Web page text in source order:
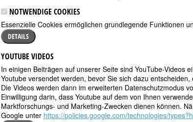
Zitate•Weblinks• Literatur & Quellen
»Man kann als Frau nicht hingehen
schreiben, in dem man unentwegt
Leder zieht. Das geht einfach nicht.«
NOTWENDIGE COOKIES
Essenzielle Cookies ermöglichen grundlegende Funktionen
DETAILS
YOUTUBE VIDEOS
In einigen Beiträgen auf unserer Seite sind YouTube-Videos
Youtube versendet werden, bevor Sie sich dazu
Die Videos werden dann im erweiterten Datenschutzmodus
Einwilligung darin, dass Youtube auf dem von Ihnen
Marktforschungs- und Marketing-Zwecken dienen können.
Google unter https://policies.google.com/technologies/